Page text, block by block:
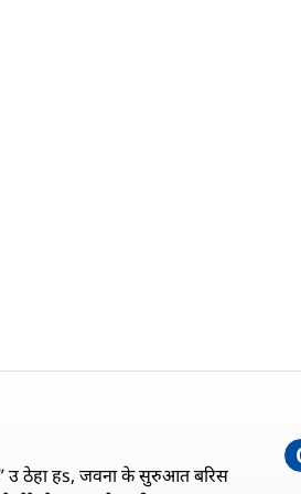
उ ठेहा हs, जवना के सुरुआत बरिस